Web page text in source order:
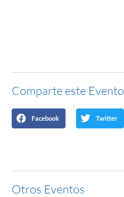
Comparte este Evento
Facebook Twitter
Otros Eventos